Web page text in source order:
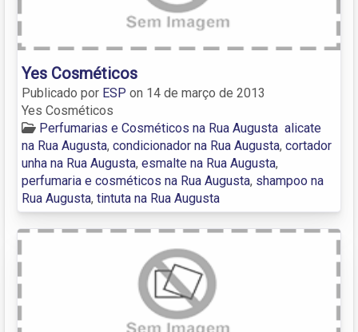
Yes Cosméticos
Publicado por ESP on 14 de março de 2013
Yes Cosméticos
Perfumarias e Cosméticos na Rua Augusta alicate
na Rua Augusta, condicionador na Rua Augusta, cortador
unha na Rua Augusta, esmalte na Rua Augusta,
perfumaria e cosméticos na Rua Augusta, shampoo na
Rua Augusta, tintuta na Rua Augusta